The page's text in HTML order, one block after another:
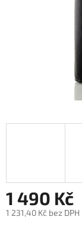
1 490 Kč
1 231,40 Kč bez DPH